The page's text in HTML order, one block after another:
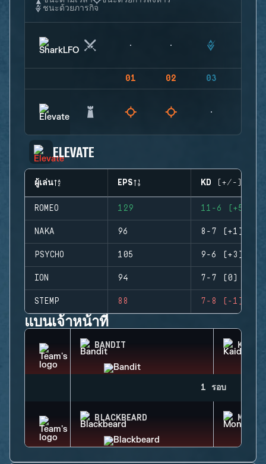
ชนะด้วยภารกิจ
01 02 03
ELEVATE
ผู้เล่น EPS KD (+/-)
ROMEO 129 11-6 (+5)
NAKA 96 8-7 (+1)
PSYCHO 105 9-6 (+3)
ION 94 7-7 (0)
STEMP 88 7-8 (-1)
แบนเจ้าหน้าที่
BANDIT KAID
1 รอบ
BLACKBEARD